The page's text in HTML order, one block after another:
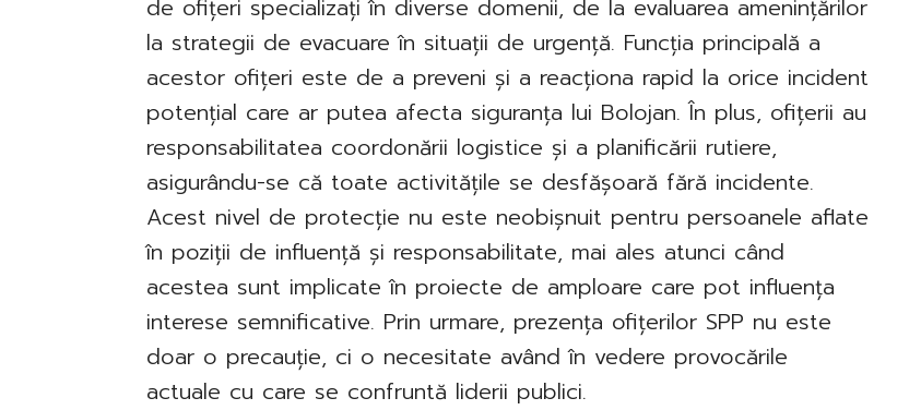
de ofițeri specializați în diverse domenii, de la evaluarea amenințărilor
la strategii de evacuare în situații de urgență. Funcția principală a
acestor ofițeri este de a preveni și a reacționa rapid la orice incident
potențial care ar putea afecta siguranța lui Bolojan. În plus, ofițerii au
responsabilitatea coordonării logistice și a planificării rutiere,
asigurându-se că toate activitățile se desfășoară fără incidente.
Acest nivel de protecție nu este neobișnuit pentru persoanele aflate
în poziții de influență și responsabilitate, mai ales atunci când
acestea sunt implicate în proiecte de amploare care pot influența
interese semnificative. Prin urmare, prezența ofițerilor SPP nu este
doar o precauție, ci o necesitate având în vedere provocările
actuale cu care se confruntă liderii publici.